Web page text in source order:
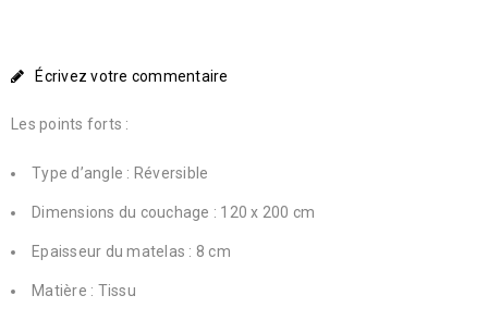
Écrivez votre commentaire
Les points forts :
Type d’angle : Réversible
Dimensions du couchage : 120 x 200 cm
Epaisseur du matelas : 8 cm
Matière : Tissu